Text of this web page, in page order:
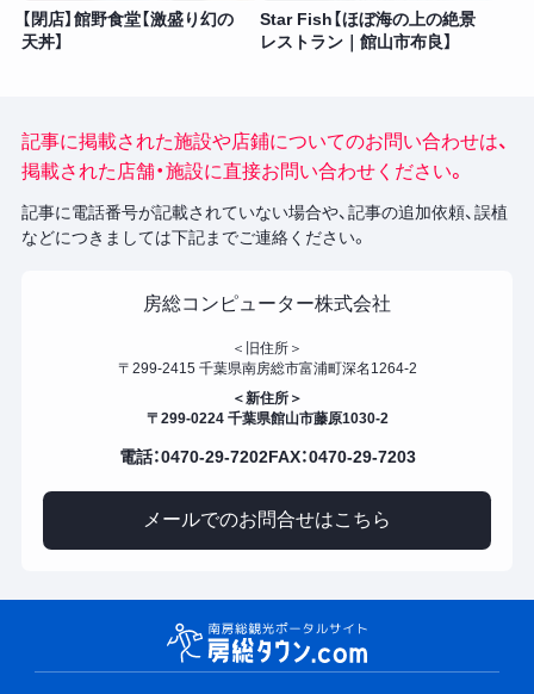
【閉店】館野食堂【激盛り幻の
天丼】
Star Fish【ほぼ海の上の絶景
レストラン｜館山市布良】
記事に掲載された施設や店鋪についてのお問い合わせは、
掲載された店舗・施設に直接お問い合わせください。
記事に電話番号が記載されていない場合や、記事の追加依頼、誤植
などにつきましては下記までご連絡ください。
房総コンピューター株式会社
＜旧住所＞
〒299-2415 千葉県南房総市富浦町深名1264-2
＜新住所＞
〒299-0224 千葉県館山市藤原1030-2
電話：0470-29-7202FAX：0470-29-7203
メールでのお問合せはこちら